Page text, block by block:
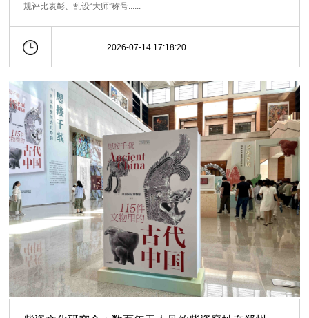
规评比表彰、乱设“大师”称号......
2026-07-14 17:18:20